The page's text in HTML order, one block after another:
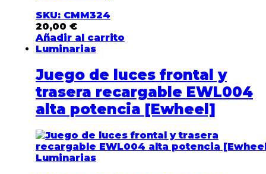
SKU: CMM324
20,00 €
Añadir al carrito
Luminarias
Juego de luces frontal y
trasera recargable EWL004
alta potencia [Ewheel]
Luminarias